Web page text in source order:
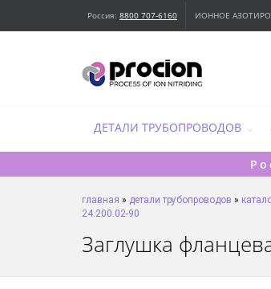
Россия: 8800 707-6160 ИОННОЕ
ДЕТАЛИ ТРУБОПРОВОДОВ
главная » детали трубопроводов »
24.200.02-90
Заглушка